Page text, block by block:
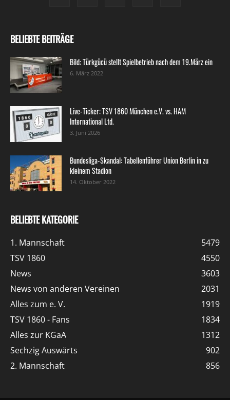
BELIEBTE BEITRÄGE
Bild: Türkgücü stellt Spielbetrieb nach dem 19.März ein
6. März 2022
Live-Ticker: TSV 1860 München e.V. vs. HAM
International Ltd.
3. Juni 2026
Bundesliga-Skandal: Tabellenführer Union Berlin in zu
kleinem Stadion
14. Oktober 2022
BELIEBTE KATEGORIE
1. Mannschaft
5479
TSV 1860
4550
News
3603
News von anderen Vereinen
2031
Alles zum e. V.
1919
TSV 1860 - Fans
1834
Alles zur KGaA
1312
Sechzig Auswärts
902
2. Mannschaft
856